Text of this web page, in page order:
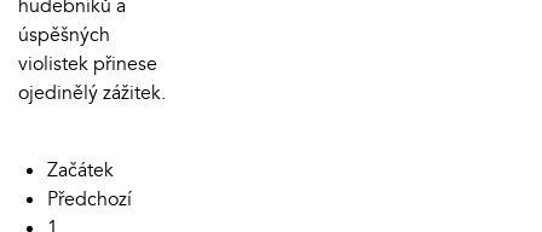
hudebníků a
úspěšných
violistek přinese
ojedinělý zážitek.
Začátek
Předchozí